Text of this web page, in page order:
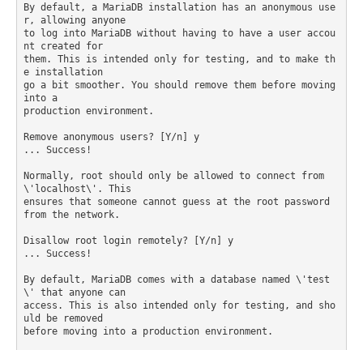
By default, a MariaDB installation has an anonymous use
r, allowing anyone
to log into MariaDB without having to have a user accou
nt created for
them. This is intended only for testing, and to make th
e installation
go a bit smoother. You should remove them before moving
into a
production environment.
Remove anonymous users? [Y/n] y
... Success!
Normally, root should only be allowed to connect from
\'localhost\'. This
ensures that someone cannot guess at the root password
from the network.
Disallow root login remotely? [Y/n] y
... Success!
By default, MariaDB comes with a database named \'test
\' that anyone can
access. This is also intended only for testing, and sho
uld be removed
before moving into a production environment.